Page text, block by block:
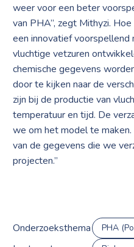
weer voor een beter
van PHA”, zegt Mithyzi.
een innovatief
vluchtige vetzuren
chemische gegevens
door te kijken naar de
zijn bij de productie van
temperatuur en tijd. De
we om het model te
van de gegevens die we
projecten.”
Onderzoeksthema PHA